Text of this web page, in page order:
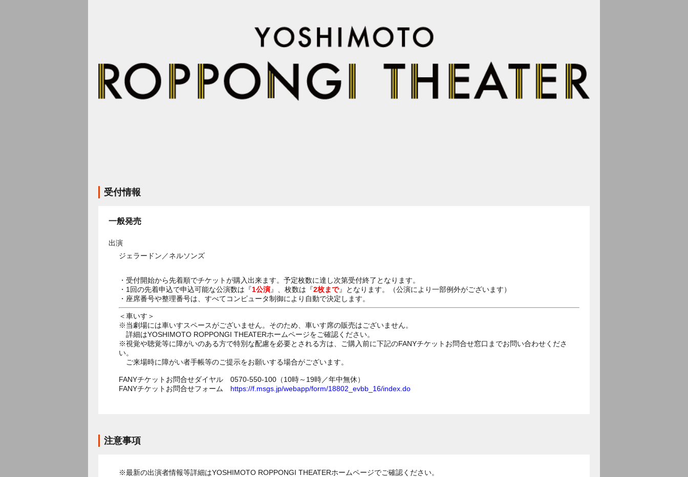
受付情報
一般発売
出演
ジェラードン／ネルソンズ
・受付開始から先着順でチケットが購入出来ます。予定枚数に達し次第受付終了となります。
・1回の先着申込で申込可能な公演数は『1公演』、枚数は『2枚まで』となります。（公演により一部例外がございます）
・座席番号や整理番号は、すべてコンピュータ制御により自動で決定します。
＜車いす＞
※当劇場には車いすスペースがございません。そのため、車いす席の販売はございません。
詳細はYOSHIMOTO ROPPONGI THEATERホームページをご確認ください。
※視覚や聴覚等に障がいのある方で特別な配慮を必要とされる方は、ご購入前に下記のFANYチケットお問合せ窓口までお問い合わせくださ
い。
ご来場時に障がい者手帳等のご提示をお願いする場合がございます。
FANYチケットお問合せダイヤル 0570-550-100（10時～19時／年中無休）
FANYチケットお問合せフォーム https://f.msgs.jp/webapp/form/18802_evbb_16/index.do
注意事項
※最新の出演者情報等詳細はYOSHIMOTO ROPPONGI THEATERホームページでご確認ください。